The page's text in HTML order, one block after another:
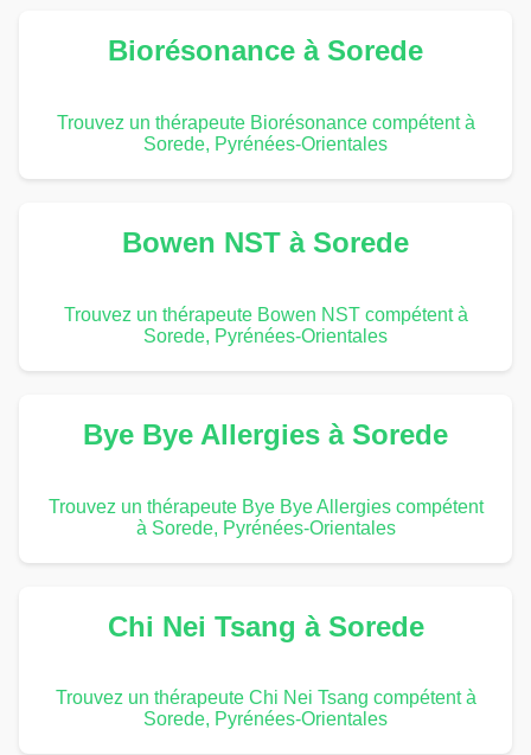
Biorésonance à Sorede
Trouvez un thérapeute Biorésonance compétent à
Sorede, Pyrénées-Orientales
Bowen NST à Sorede
Trouvez un thérapeute Bowen NST compétent à
Sorede, Pyrénées-Orientales
Bye Bye Allergies à Sorede
Trouvez un thérapeute Bye Bye Allergies compétent
à Sorede, Pyrénées-Orientales
Chi Nei Tsang à Sorede
Trouvez un thérapeute Chi Nei Tsang compétent à
Sorede, Pyrénées-Orientales